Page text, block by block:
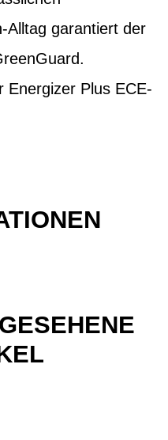
Alltag garantiert der
Energizer Plus ECE-